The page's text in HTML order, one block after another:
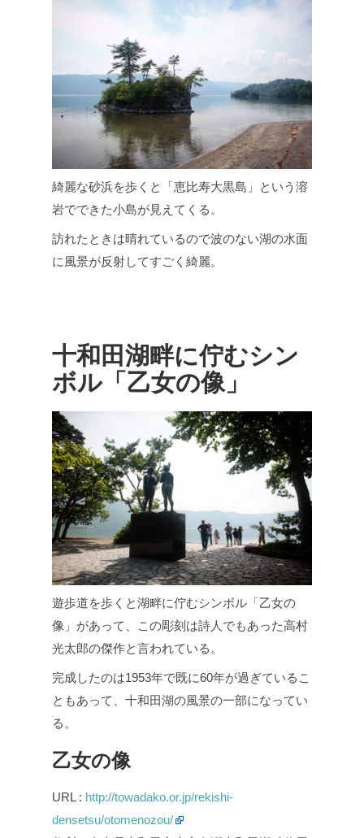
綺麗な砂浜を歩くと「恵比寿大黒島」という溶
岩でできた小島が見えてくる。
訪れたときは晴れているので波のない湖の水面
に風景が反射してすごく綺麗。
十和田湖畔に佇むシン
ボル「乙女の像」
遊歩道を歩くと湖畔に佇むシンボル「乙女の
像」があって、この彫刻は詩人でもあった高村
光太郎の傑作と言われている。
完成したのは1953年で既に60年が過ぎているこ
ともあって、十和田湖の風景の一部になってい
る。
乙女の像
URL : http://towadako.or.jp/rekishi-
densetsu/otomenozou/